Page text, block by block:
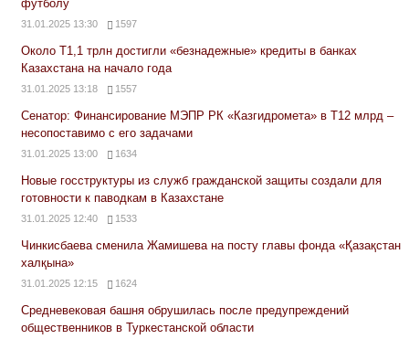
футболу
31.01.2025 13:30 1597
Около Т1,1 трлн достигли «безнадежные» кредиты в банках
Казахстана на начало года
31.01.2025 13:18 1557
Сенатор: Финансирование МЭПР РК «Казгидромета» в Т12 млрд –
несопоставимо с его задачами
31.01.2025 13:00 1634
Новые госструктуры из служб гражданской защиты создали для
готовности к паводкам в Казахстане
31.01.2025 12:40 1533
Чинкисбаева сменила Жамишева на посту главы фонда «Қазақстан
халқына»
31.01.2025 12:15 1624
Средневековая башня обрушилась после предупреждений
общественников в Туркестанской области